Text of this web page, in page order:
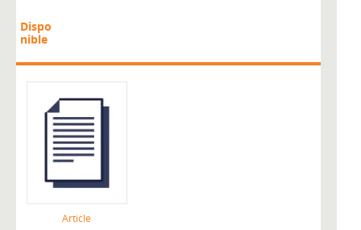
Dispo
nible
Article